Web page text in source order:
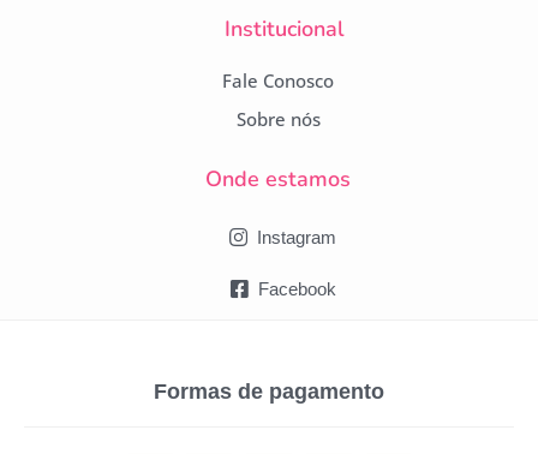
Institucional
Fale Conosco
Sobre nós
Onde estamos
Instagram
Facebook
Formas de pagamento